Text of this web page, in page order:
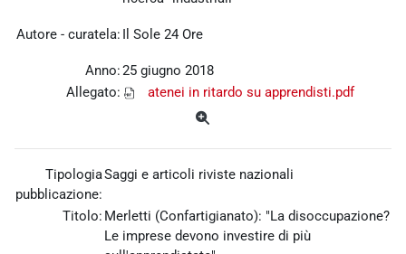
Autore - curatela: Il Sole 24 Ore
Anno:25 giugno 2018
Allegato:
atenei in ritardo su apprendisti.pdf
Tipologia
pubblicazione:
Saggi e articoli riviste nazionali
Titolo: Merletti (Confartigianato): "La disoccupazione?
Le imprese devono investire di più